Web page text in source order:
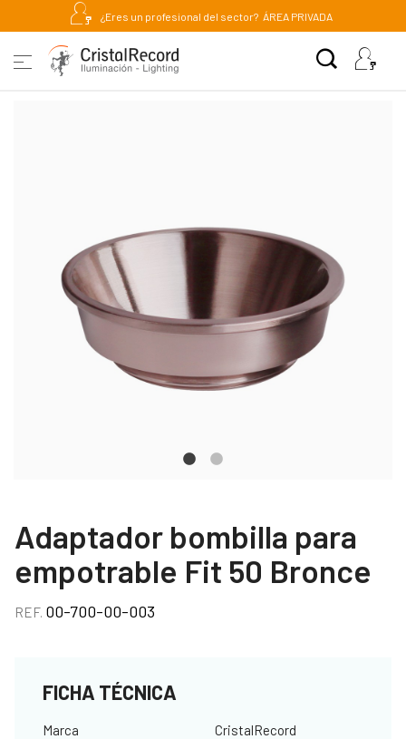
¿Eres un profesional del sector? ÁREA PRIVADA
Adaptador bombilla para
empotrable Fit 50 Bronce
REF. 00-700-00-003
FICHA TÉCNICA
Marca
CristalRecord